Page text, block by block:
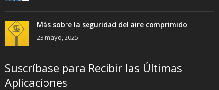
Más sobre la seguridad del aire comprimido
23 mayo, 2025
Suscríbase para Recibir las Últimas
Aplicaciones